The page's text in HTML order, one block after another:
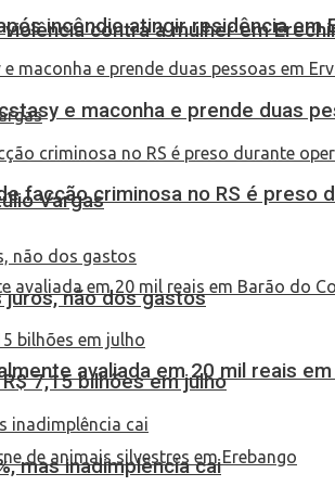
contra a mulher em
Vargas
avaliada em 20 mil reais
incêndio atingir residência em
e maconha e prende duas
facção criminosa no RS é preso
juros, não dos gastos
7,15 bilhões em julho
mas inadimplência cai